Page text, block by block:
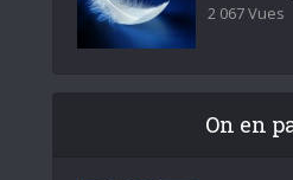
2 067 Vues
On en